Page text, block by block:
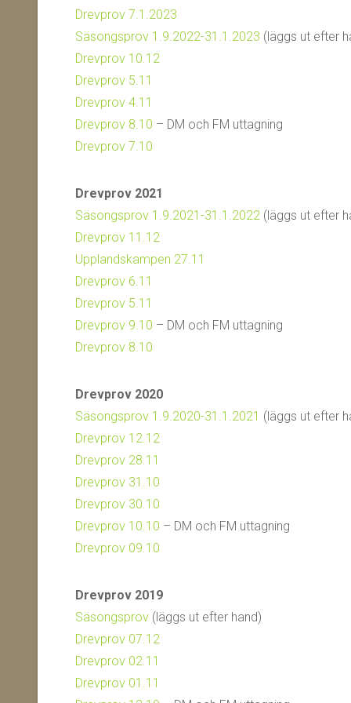
Drevprov 7.1.2023
Säsongsprov 1.9.2022-31.1.2023 (läggs ut efter
Drevprov 10.12
Drevprov 5.11
Drevprov 4.11
Drevprov 8.10 – DM och FM uttagning
Drevprov 7.10
Drevprov 2021
Säsongsprov 1.9.2021-31.1.2022 (läggs ut efter
Drevprov 11.12
Upplandskampen 27.11
Drevprov 6.11
Drevprov 5.11
Drevprov 9.10 – DM och FM uttagning
Drevprov 8.10
Drevprov 2020
Säsongsprov 1.9.2020-31.1.2021 (läggs ut efter
Drevprov 12.12
Drevprov 28.11
Drevprov 31.10
Drevprov 30.10
Drevprov 10.10 – DM och FM uttagning
Drevprov 09.10
Drevprov 2019
Säsongsprov (läggs ut efter hand)
Drevprov 07.12
Drevprov 02.11
Drevprov 01.11